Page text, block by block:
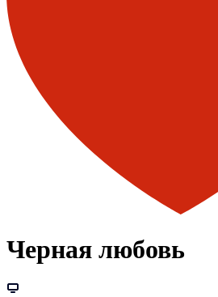
Черная любовь